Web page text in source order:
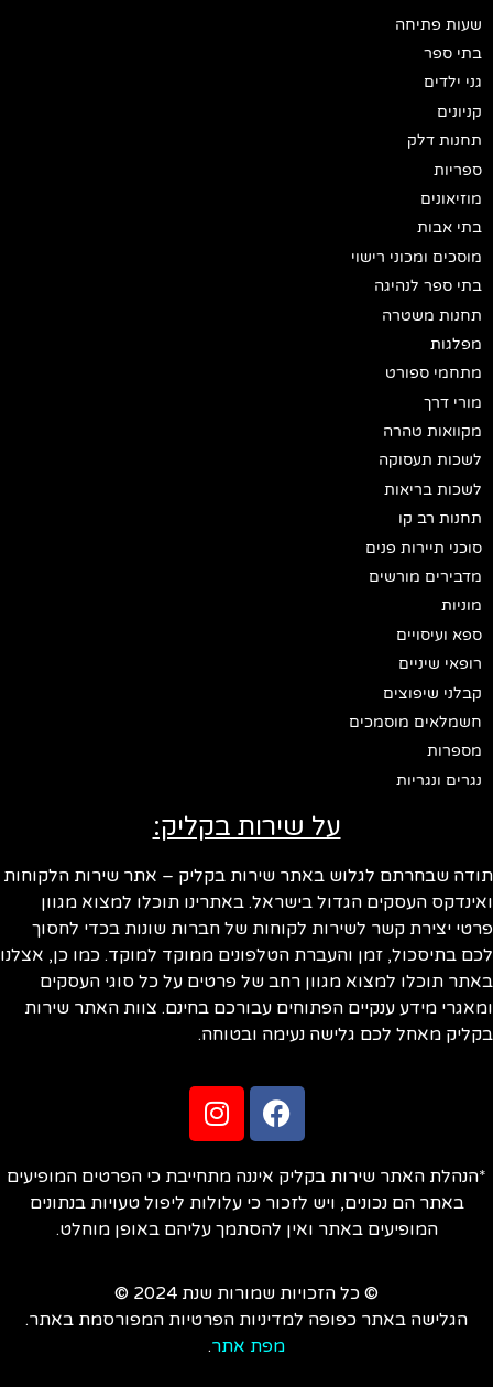
שעות פתיחה
בתי ספר
גני ילדים
קניונים
תחנות דלק
ספריות
מוזיאונים
בתי אבות
מוסכים ומכוני רישוי
בתי ספר לנהיגה
תחנות משטרה
מפלגות
מתחמי ספורט
מורי דרך
מקוואות טהרה
לשכות תעסוקה
לשכות בריאות
תחנות רב קו
סוכני תיירות פנים
מדבירים מורשים
מוניות
ספא ועיסויים
רופאי שיניים
קבלני שיפוצים
חשמלאים מוסמכים
מספרות
נגרים ונגריות
על שירות בקליק:
שבחרתם לגלוש באתר שירות בקליק – אתר שירות הלקוחות
העסקים הגדול בישראל. באתרינו תוכלו למצוא מגוון
יצירת קשר לשירות לקוחות של חברות שונות בכדי לחסוך
בתיסכול, זמן והעברת הטלפונים ממוקד למוקד. כמו כן, אצלנו
תוכלו למצוא מגוון רחב של פרטים על כל סוגי העסקים
מידע ענקיים הפתוחים עבורכם בחינם. צוות האתר שירות
מאחל לכם גלישה נעימה ובטוחה.
האתר שירות בקליק איננה מתחייבת כי הפרטים המופיעים
באתר הם נכונים, ויש לזכור כי עלולות ליפול טעויות בנתונים
המופיעים באתר ואין להסתמך עליהם באופן מוחלט.
© כל הזכויות שמורות שנת 2024 ©
הגלישה באתר כפופה למדיניות הפרטיות המפורסמת באתר.
מפת אתר.